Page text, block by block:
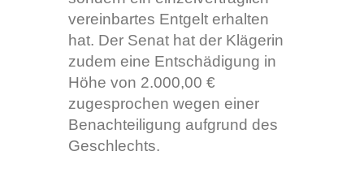
vereinbartes Entgelt erhalten
hat. Der Senat hat der Klägerin
zudem eine Entschädigung in
Höhe von 2.000,00 €
zugesprochen wegen einer
Benachteiligung aufgrund des
Geschlechts.